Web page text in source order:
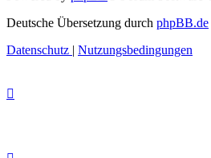
Deutsche Übersetzung durch phpBB.de
Datenschutz | Nutzungsbedingungen